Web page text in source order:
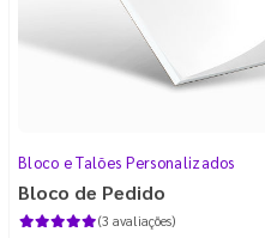
Bloco e Talões Personalizados
Bloco de Pedido
(3 avaliações)